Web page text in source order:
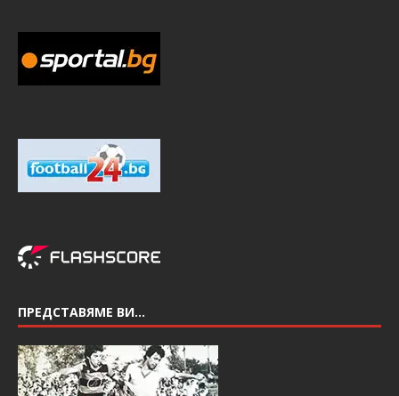
ПРЕДСТАВЯМЕ ВИ…